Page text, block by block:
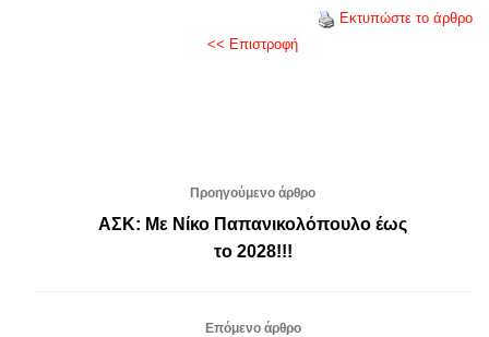
Εκτυπώστε το άρθρο
<< Επιστροφή
Προηγούμενο άρθρο
ΑΣΚ: Με Νίκο Παπανικολόπουλο έως
το 2028!!!
Επόμενο άρθρο